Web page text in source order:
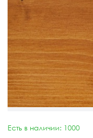
Есть в наличии: 1000